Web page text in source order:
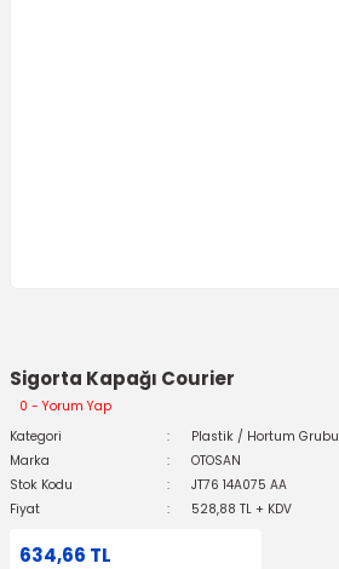
Sigorta Kapağı Courier
0 - Yorum Yap
Kategori
Plastik / Hortum Grubu
Marka
OTOSAN
Stok Kodu
JT76 14A075 AA
Fiyat
528,88 TL + KDV
634,66 TL